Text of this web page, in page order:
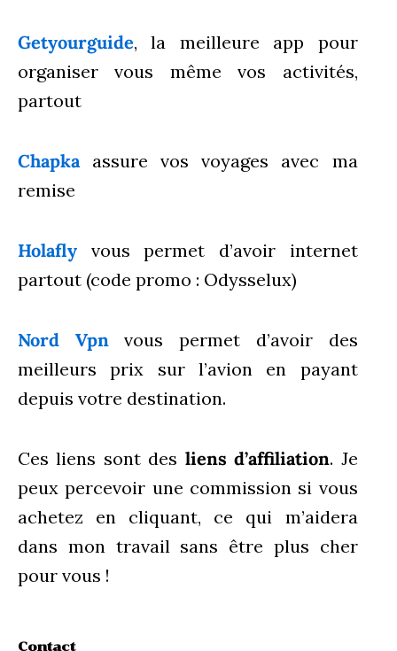
Getyourguide, la meilleure app pour
organiser vous même vos activités,
partout
Chapkaassure vos voyages avec ma
remise
Holafly vous permet d’avoir internet
partout (code promo : Odysselux)
Nord Vpnvous permet d’avoir des
meilleurs prix sur l’avion en payant
depuis votre destination.
Ces liens sont des liens d’affiliation. Je
peux percevoir une commission si vous
achetez en cliquant, ce qui m’aidera
dans mon travail sans être plus cher
pour vous !
Contact